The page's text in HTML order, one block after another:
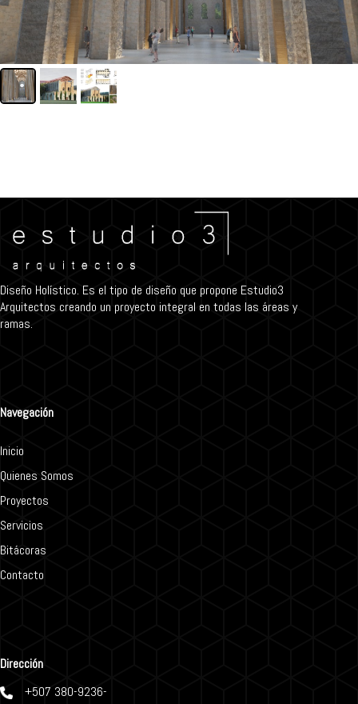
Diseño Holístico. Es el tipo de diseño que propone Estudio3
Arquitectos creando un proyecto integral en todas las áreas y
ramas.
Navegación
Inicio
Quienes Somos
Proyectos
Servicios
Bitácoras
Contacto
Dirección
+507 380-9236-